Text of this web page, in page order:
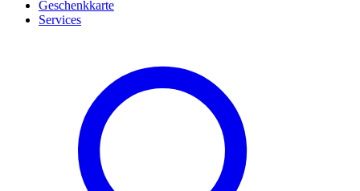
Geschenkkarte
Services